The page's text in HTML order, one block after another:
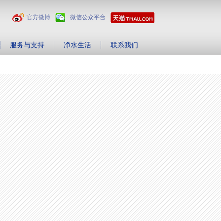
官方微博 微信公众平台
服务与支持 净水生活 联系我们